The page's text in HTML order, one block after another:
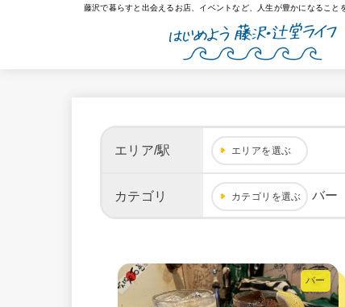
藤沢で暮らすと出会えるお店、イベントなど、人生が豊かになること
エリア/駅 エリアを選ぶ
カテゴリ カテゴリを選ぶ バー
バー